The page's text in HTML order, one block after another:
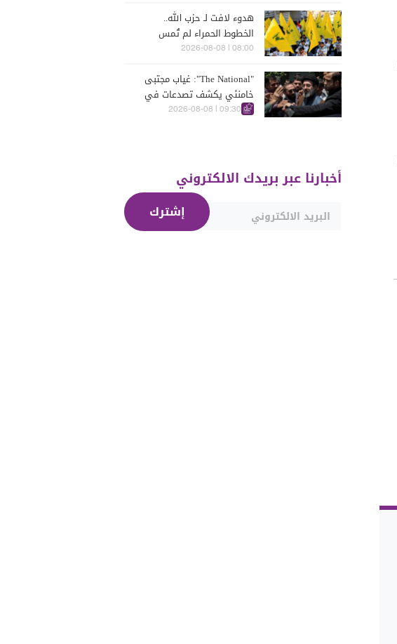
هدوء لافت لـ حزب الله..
الخطوط الحمراء لم تُمس
08:00 | 2026-08-08
"The National": غياب مجتبى
خامنئي يكشف تصدعات في
مركز القرار الإيراني
09:30 | 2026-08-08
أخبارنا عبر بريدك الالكتروني
إشترك